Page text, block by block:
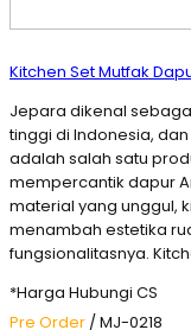
Kitchen Set Mutfak
Jepara dikenal
tinggi di Indonesia,
adalah salah satu
mempercantik dapur
material yang unggul,
menambah estetika
fungsionalitasnya.
*Harga Hubungi CS
Pre Order / MJ-0218